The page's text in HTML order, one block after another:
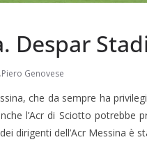
Despar
Piero Genovese
che da sempre ha
l’Acr di Sciotto potrebbe
dirigenti dell’Acr Messina